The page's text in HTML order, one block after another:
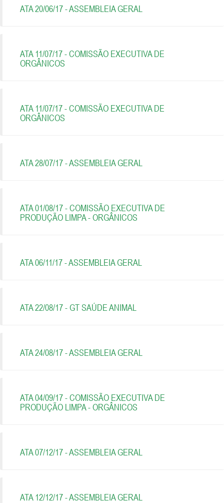
ATA 20/06/17 - ASSEMBLEIA GERAL
ATA 11/07/17 - COMISSÃO EXECUTIVA DE
ORGÂNICOS
ATA 11/07/17 - COMISSÃO EXECUTIVA DE
ORGÂNICOS
ATA 28/07/17 - ASSEMBLEIA GERAL
ATA 01/08/17 - COMISSÃO EXECUTIVA DE
PRODUÇÃO LIMPA - ORGÂNICOS
ATA 06/11/17 - ASSEMBLEIA GERAL
ATA 22/08/17 - GT SAÚDE ANIMAL
ATA 24/08/17 - ASSEMBLEIA GERAL
ATA 04/09/17 - COMISSÃO EXECUTIVA DE
PRODUÇÃO LIMPA - ORGÂNICOS
ATA 07/12/17 - ASSEMBLEIA GERAL
ATA 12/12/17 - ASSEMBLEIA GERAL